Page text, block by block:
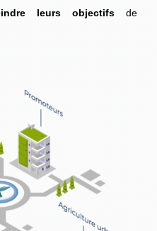
leurs objectifs de